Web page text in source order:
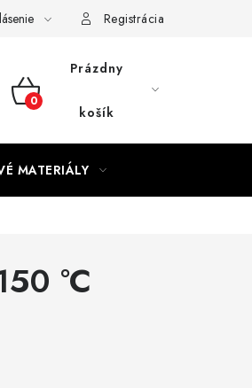
Registrácia
NÁKUPNÝ
Prázdny
košík
MATERIÁLY
°C